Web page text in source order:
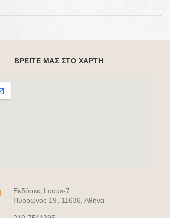
ΒΡΕΙΤΕ ΜΑΣ ΣΤΟ ΧΑΡΤΗ
Eκδόσεις Locus-7
Πύρρωνος 19, 11636, Αθήνα